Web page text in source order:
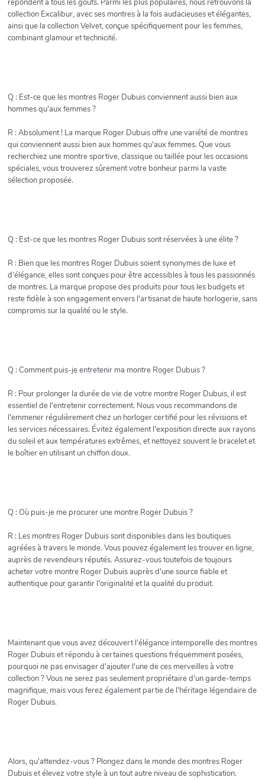
répondent à tous les goûts. Parmi les plus populaires, nous retrouvons la
collection Excalibur, avec ses montres à la fois audacieuses et élégantes,
ainsi que la collection Velvet, conçue spécifiquement pour les femmes,
combinant glamour et technicité.
Q : Est-ce que les montres Roger Dubuis conviennent aussi bien aux
hommes qu'aux femmes ?
R : Absolument ! La marque Roger Dubuis offre une variété de montres
qui conviennent aussi bien aux hommes qu'aux femmes. Que vous
recherchiez une montre sportive, classique ou taillée pour les occasions
spéciales, vous trouverez sûrement votre bonheur parmi la vaste
sélection proposée.
Q : Est-ce que les montres Roger Dubuis sont réservées à une élite ?
R : Bien que les montres Roger Dubuis soient synonymes de luxe et
d'élégance, elles sont conçues pour être accessibles à tous les passionnés
de montres. La marque propose des produits pour tous les budgets et
reste fidèle à son engagement envers l'artisanat de haute horlogerie, sans
compromis sur la qualité ou le style.
Q : Comment puis-je entretenir ma montre Roger Dubuis ?
R : Pour prolonger la durée de vie de votre montre Roger Dubuis, il est
essentiel de l'entretenir correctement. Nous vous recommandons de
l'emmener régulièrement chez un horloger certifié pour les révisions et
les services nécessaires. Évitez également l'exposition directe aux rayons
du soleil et aux températures extrêmes, et nettoyez souvent le bracelet et
le boîtier en utilisant un chiffon doux.
Q : Où puis-je me procurer une montre Roger Dubuis ?
R : Les montres Roger Dubuis sont disponibles dans les boutiques
agréées à travers le monde. Vous pouvez également les trouver en ligne,
auprès de revendeurs réputés. Assurez-vous toutefois de toujours
acheter votre montre Roger Dubuis auprès d'une source fiable et
authentique pour garantir l'originalité et la qualité du produit.
Maintenant que vous avez découvert l'élégance intemporelle des montres
Roger Dubuis et répondu à certaines questions fréquemment posées,
pourquoi ne pas envisager d'ajouter l'une de ces merveilles à votre
collection ? Vous ne serez pas seulement propriétaire d'un garde-temps
magnifique, mais vous ferez également partie de l'héritage légendaire de
Roger Dubuis.
Alors, qu'attendez-vous ? Plongez dans le monde des montres Roger
Dubuis et élevez votre style à un tout autre niveau de sophistication.